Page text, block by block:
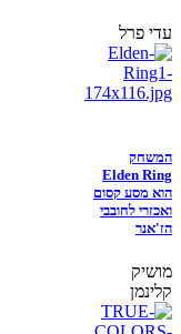
עדי פרל
המשחק
Elden Ring
הוא מסע קסום
ואכזרי לחובבי
הז'אנר
מושיק
קלינמן